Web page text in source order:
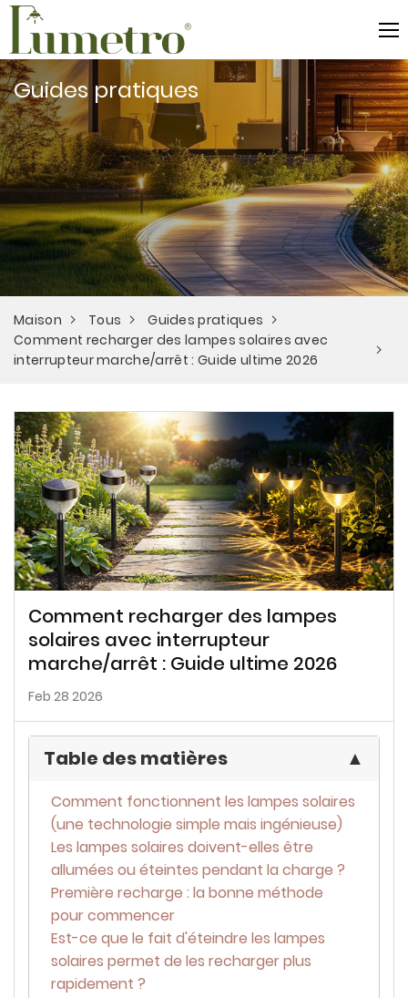
Guides pratiques
Maison Tous
Guides pratiques
Comment recharger des lampes solaires avec
interrupteur marche/arrêt : Guide ultime 2026
Comment recharger des lampes
solaires avec interrupteur
marche/arrêt : Guide ultime 2026
Feb 28 2026
Table des matières ▲
Comment fonctionnent les lampes solaires
(une technologie simple mais ingénieuse)
Les lampes solaires doivent-elles être
allumées ou éteintes pendant la charge ?
Première recharge : la bonne méthode
pour commencer
Est-ce que le fait d'éteindre les lampes
solaires permet de les recharger plus
rapidement ?